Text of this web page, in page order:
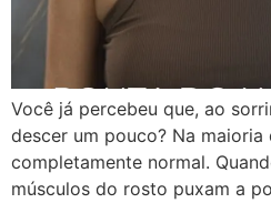
Você já percebeu que, ao
descer um pouco? Na maioria
completamente normal.
músculos do rosto puxam a